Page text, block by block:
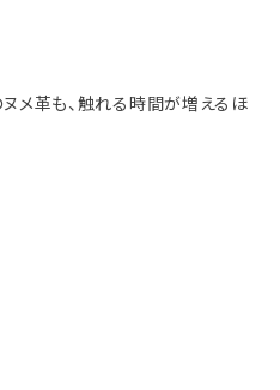
メ革も、触れる時間が増えるほ